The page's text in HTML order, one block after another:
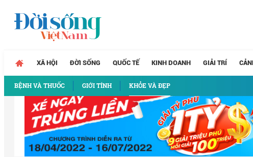
XÃ HỘI ĐỜI SỐNG QUỐC TẾ KINH DOANH GIẢI TRÍ
BỆNH VÀ THUỐC GIỚI TÍNH KHỎE VÀ ĐẸP